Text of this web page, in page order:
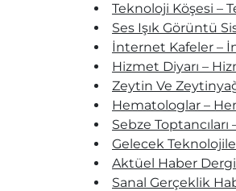
Teknoloji Köşesi –
Ses Işık Görüntü
İnternet Kafeler –
Hizmet Diyarı –
Zeytin Ve
Hematologlar –
Sebze Toptancıları
Gelecek
Aktüel Haber
Sanal Gerçeklik